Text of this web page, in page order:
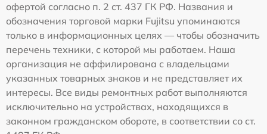
офертой согласно п. 2 ст. 437 ГК РФ. Названия и
обозначения торговой марки Fujitsu упоминаются
только в информационных целях — чтобы обозначить
перечень техники, с которой мы работаем. Наша
организация не аффилирована с владельцами
указанных товарных знаков и не представляет их
интересы. Все виды ремонтных работ выполняются
исключительно на устройствах, находящихся в
законном гражданском обороте, в соответствии со ст.